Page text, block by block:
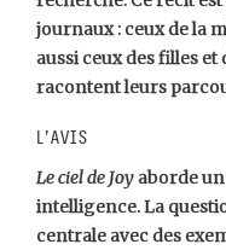
journaux : ceux de la
aussi ceux des filles et
racontent leurs
L’avis
Le ciel de Joyaborde
intelligence. La
centrale avec des